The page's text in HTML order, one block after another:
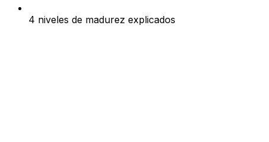
4 niveles de madurez explicados